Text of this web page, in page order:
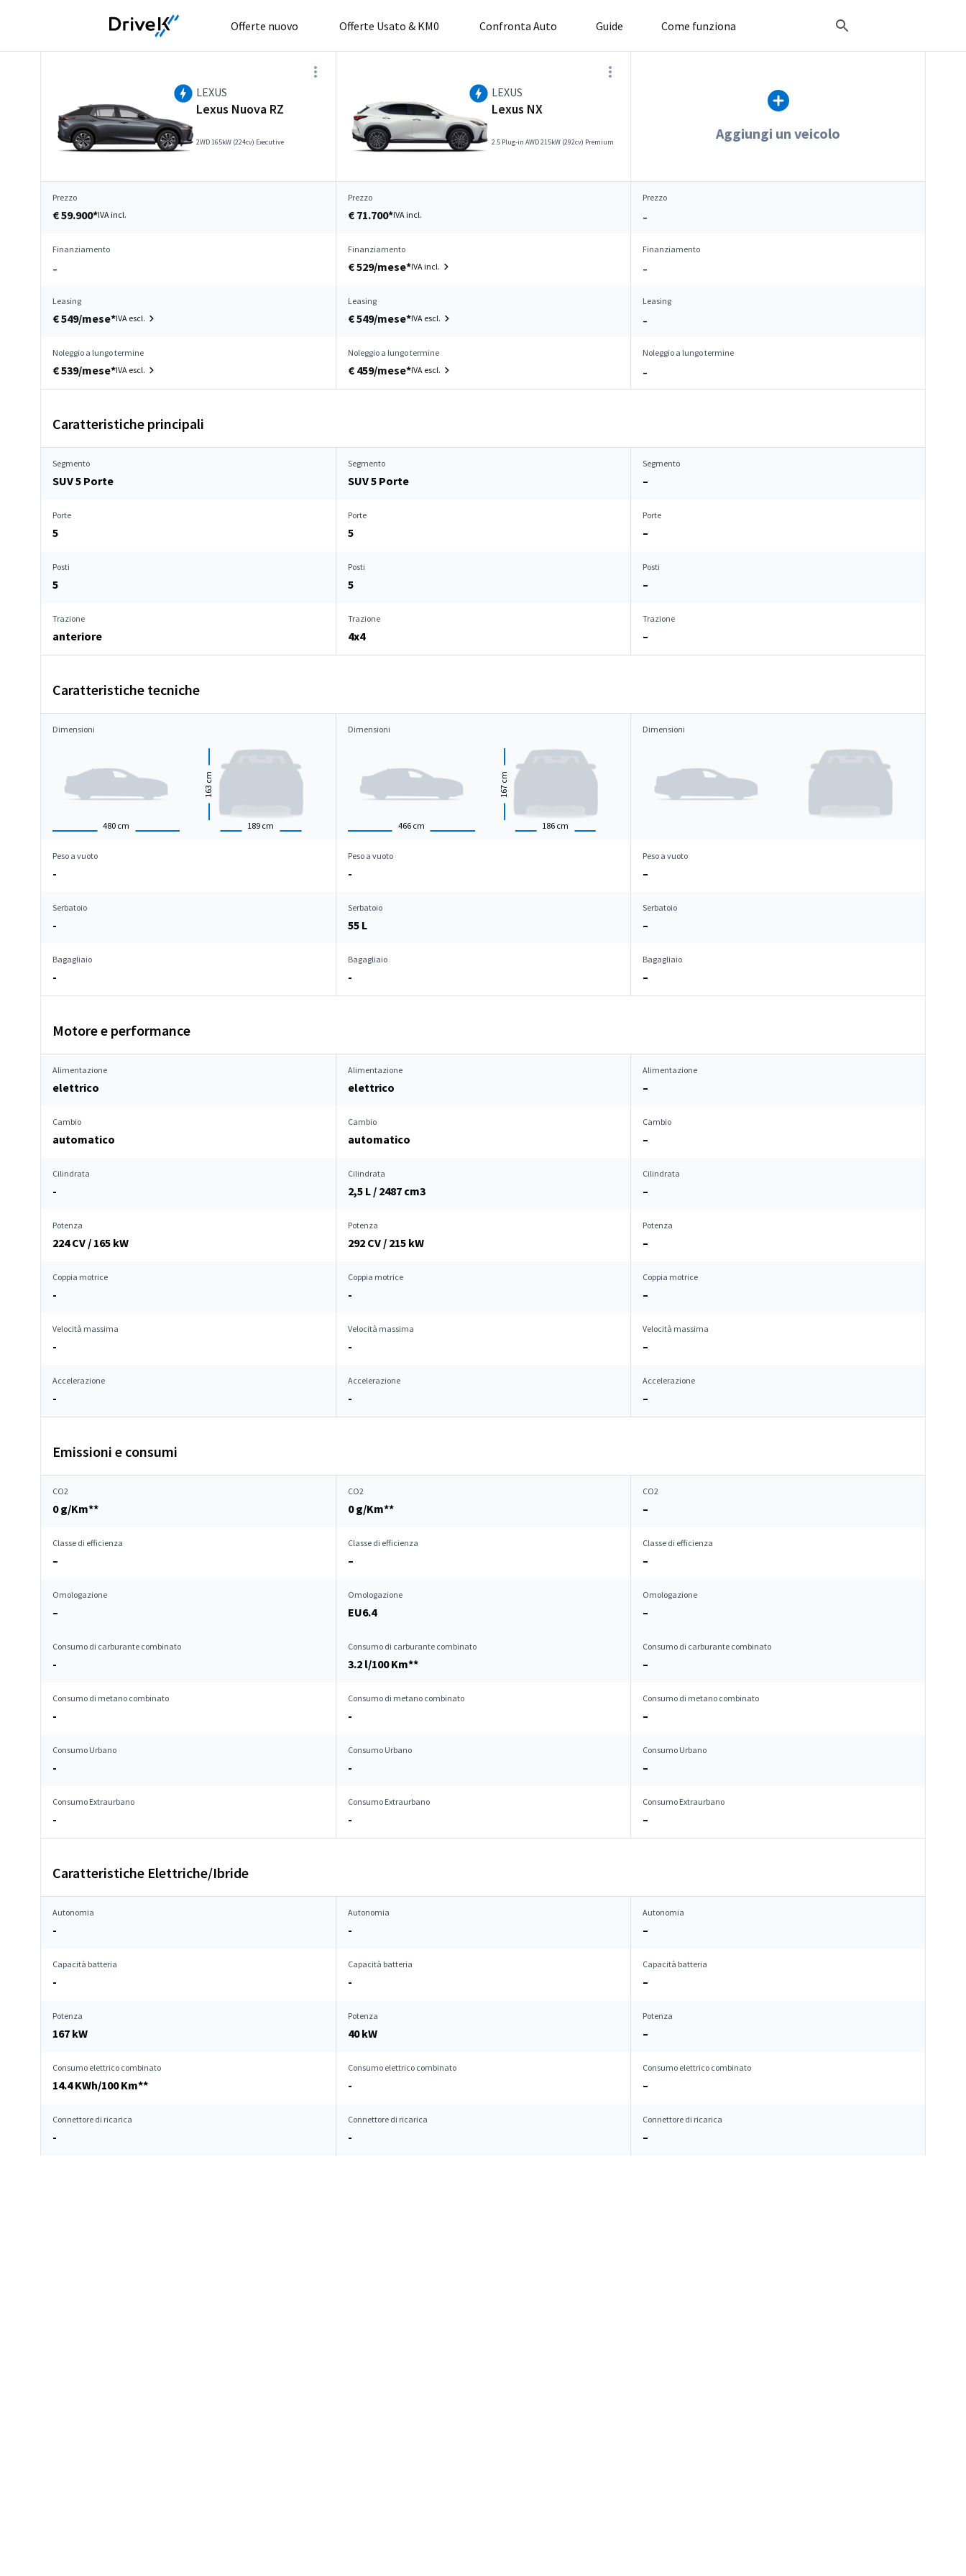
Offerte nuovo Offerte Usato & KM0 Confronta Auto Guide Come funziona
LEXUS
Lexus Nuova RZ
2WD 165kW (224cv) Executive
LEXUS
Lexus NX
2.5 Plug-in AWD 215kW (292cv) Premium Aggiungi un veicolo
Prezzo
€ 59.900*IVA incl.
Prezzo
€ 71.700*IVA incl.
Prezzo
–
Finanziamento
–
Finanziamento
€ 529/mese*IVA incl.
Finanziamento
–
Leasing
€ 549/mese*IVA escl.
Leasing
€ 549/mese*IVA escl.
Leasing
–
Noleggio a lungo termine
€ 539/mese*IVA escl.
Noleggio a lungo termine
€ 459/mese*IVA escl.
Noleggio a lungo termine
–
Caratteristiche principali
Segmento
SUV 5 Porte
Segmento
SUV 5 Porte
Segmento
–
Porte
5
Porte
5
Porte
–
Posti
5
Posti
5
Posti
–
Trazione
anteriore
Trazione
4x4
Trazione
–
Caratteristiche tecniche
Dimensioni
480 cm 189 cm
163
cm
Dimensioni
466 cm 186 cm
167
cm
Dimensioni
Peso a vuoto
-
Peso a vuoto
-
Peso a vuoto
–
Serbatoio
-
Serbatoio
55 L
Serbatoio
–
Bagagliaio
-
Bagagliaio
-
Bagagliaio
–
Motore e performance
Alimentazione
elettrico
Alimentazione
elettrico
Alimentazione
–
Cambio
automatico
Cambio
automatico
Cambio
–
Cilindrata
-
Cilindrata
2,5 L / 2487 cm3
Cilindrata
–
Potenza
224 CV / 165 kW
Potenza
292 CV / 215 kW
Potenza
–
Coppia motrice
-
Coppia motrice
-
Coppia motrice
–
Velocità massima
-
Velocità massima
-
Velocità massima
–
Accelerazione
-
Accelerazione
-
Accelerazione
–
Emissioni e consumi
CO2
0 g/Km**
CO2
0 g/Km**
CO2
–
Classe di efficienza
–
Classe di efficienza
–
Classe di efficienza
–
Omologazione
–
Omologazione
EU6.4
Omologazione
–
Consumo di carburante combinato
-
Consumo di carburante combinato
3.2 l/100 Km**
Consumo di carburante combinato
–
Consumo di metano combinato
-
Consumo di metano combinato
-
Consumo di metano combinato
–
Consumo Urbano
-
Consumo Urbano
-
Consumo Urbano
–
Consumo Extraurbano
-
Consumo Extraurbano
-
Consumo Extraurbano
–
Caratteristiche Elettriche/Ibride
Autonomia
-
Autonomia
-
Autonomia
–
Capacità batteria
-
Capacità batteria
-
Capacità batteria
–
Potenza
167 kW
Potenza
40 kW
Potenza
–
Consumo elettrico combinato
14.4 KWh/100 Km**
Consumo elettrico combinato
-
Consumo elettrico combinato
–
Connettore di ricarica
-
Connettore di ricarica
-
Connettore di ricarica
–